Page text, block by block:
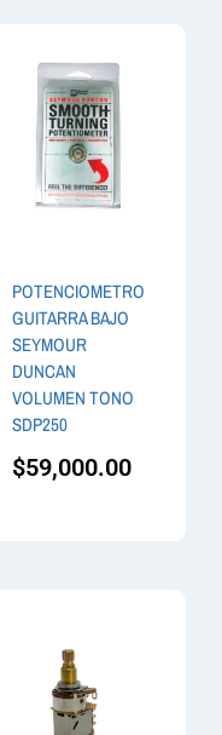
POTENCIOMETRO
GUITARRA BAJO
SEYMOUR
DUNCAN
VOLUMEN TONO
SDP250
$59,000.00